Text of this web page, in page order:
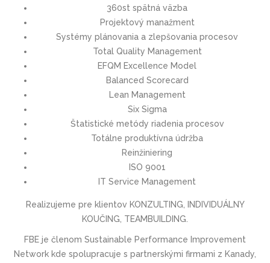
360st spätná väzba
Projektový manažment
Systémy plánovania a zlepšovania procesov
Total Quality Management
EFQM Excellence Model
Balanced Scorecard
Lean Management
Six Sigma
Štatistické metódy riadenia procesov
Totálne produktívna údržba
Reinžiniering
ISO 9001
IT Service Management
Realizujeme pre klientov KONZULTING, INDIVIDUÁLNY
KOUČING, TEAMBUILDING.
FBE je členom Sustainable Performance Improvement
Network kde spolupracuje s partnerskými firmami z Kanady,